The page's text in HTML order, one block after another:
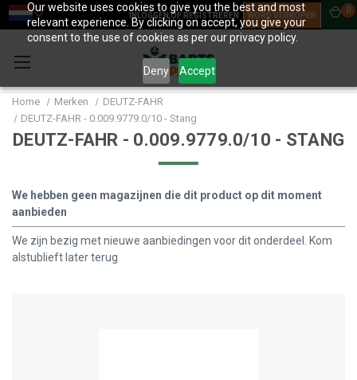
Our website uses cookies to give you the best and most
relevant experience. By clicking on accept, you give your
consent to the use of cookies as per our privacy policy.
Deny Accept
INLOGGEN OF REGISTREREN WORD VERKOPER
0
Home Merken
DEUTZ-FAHR
DEUTZ-FAHR - 0.009.9779.0/10 - Stang
DEUTZ-FAHR - 0.009.9779.0/10 - STANG
We hebben geen magazijnen die dit product op dit moment
aanbieden
We zijn bezig met nieuwe aanbiedingen voor dit onderdeel. Kom
alstublieft later terug